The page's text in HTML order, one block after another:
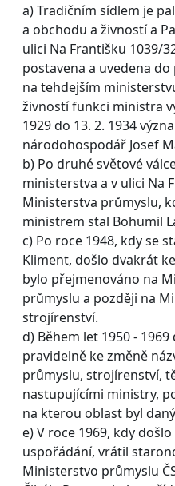
a) Tradičním sídlem je
a obchodu a živností a
ulici Na Františku 1039/
postavena a uvedena
na tehdejším
živností funkci ministra
1929 do 13. 2. 1934
národohospodář Josef
b) Po druhé světové
ministerstva a v ulici Na
Ministerstva průmyslu,
ministrem stal Bohumil
c) Po roce 1948, kdy se
Kliment, došlo dvakrát
bylo přejmenováno na
průmyslu a později na
strojírenství.
d) Během let 1950 -
pravidelně ke změně
průmyslu, strojírenství,
nastupujícími ministry,
na kterou oblast byl
e) V roce 1969, kdy
uspořádání, vrátil
Ministerstvo průmyslu